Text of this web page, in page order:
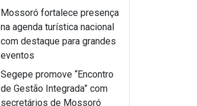
Mossoró fortalece presença
na agenda turística nacional
com destaque para grandes
eventos
Segepe promove “Encontro
de Gestão Integrada” com
secretários de Mossoró